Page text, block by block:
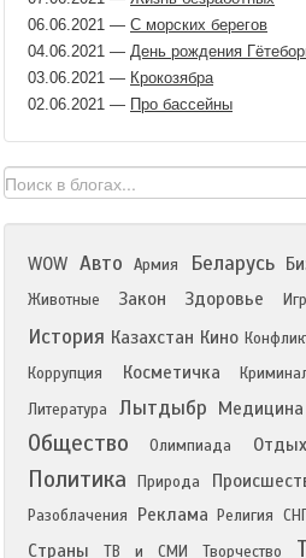
06.06.2021 — С морских берегов
04.06.2021 — День рождения
03.06.2021 — Крокозябра
02.06.2021 — Про бассейны
WOW Авто Армия Беларусь
Животные
Закон Здоровье
История Казахстан Кино
Коррупция Косметичка
Литература Лытдыбр Медицина
Общество Олимпиада Отдых
Политика Природа
Разоблачения
Реклама Религия
Страны
ТВ и СМИ Творчество